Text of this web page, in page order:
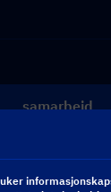
samarbeid